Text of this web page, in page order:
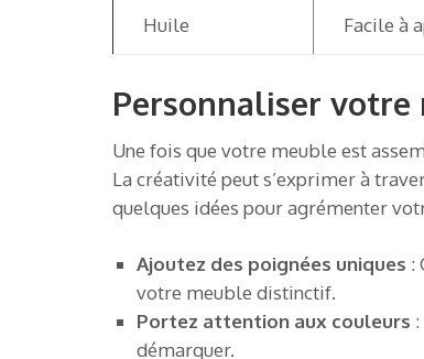
Huile Facile à
Personnaliser
Une fois que votre meuble est
La créativité peut s’exprimer à
quelques idées pour agrémenter
Ajoutez des poignées uniques :
votre meuble distinctif.
Portez attention aux couleurs
démarquer.